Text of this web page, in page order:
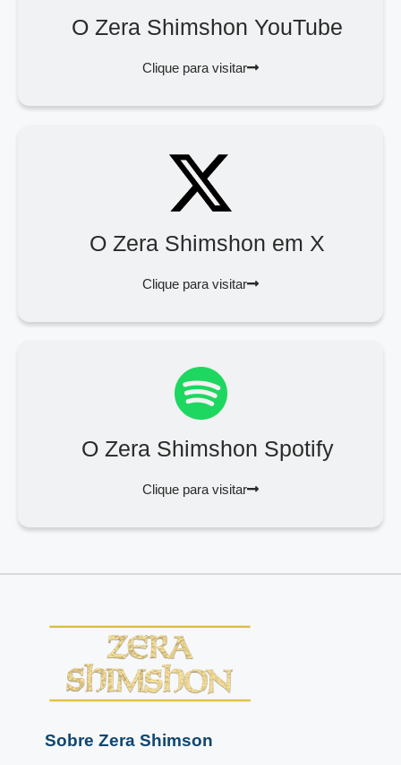
O Zera Shimshon YouTube
Clique para visitar
O Zera Shimshon em X
Clique para visitar
O Zera Shimshon Spotify
Clique para visitar
Sobre Zera Shimson